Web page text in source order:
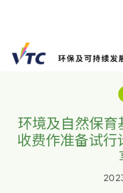
返回列表
环境及自然保育
收费作准备试